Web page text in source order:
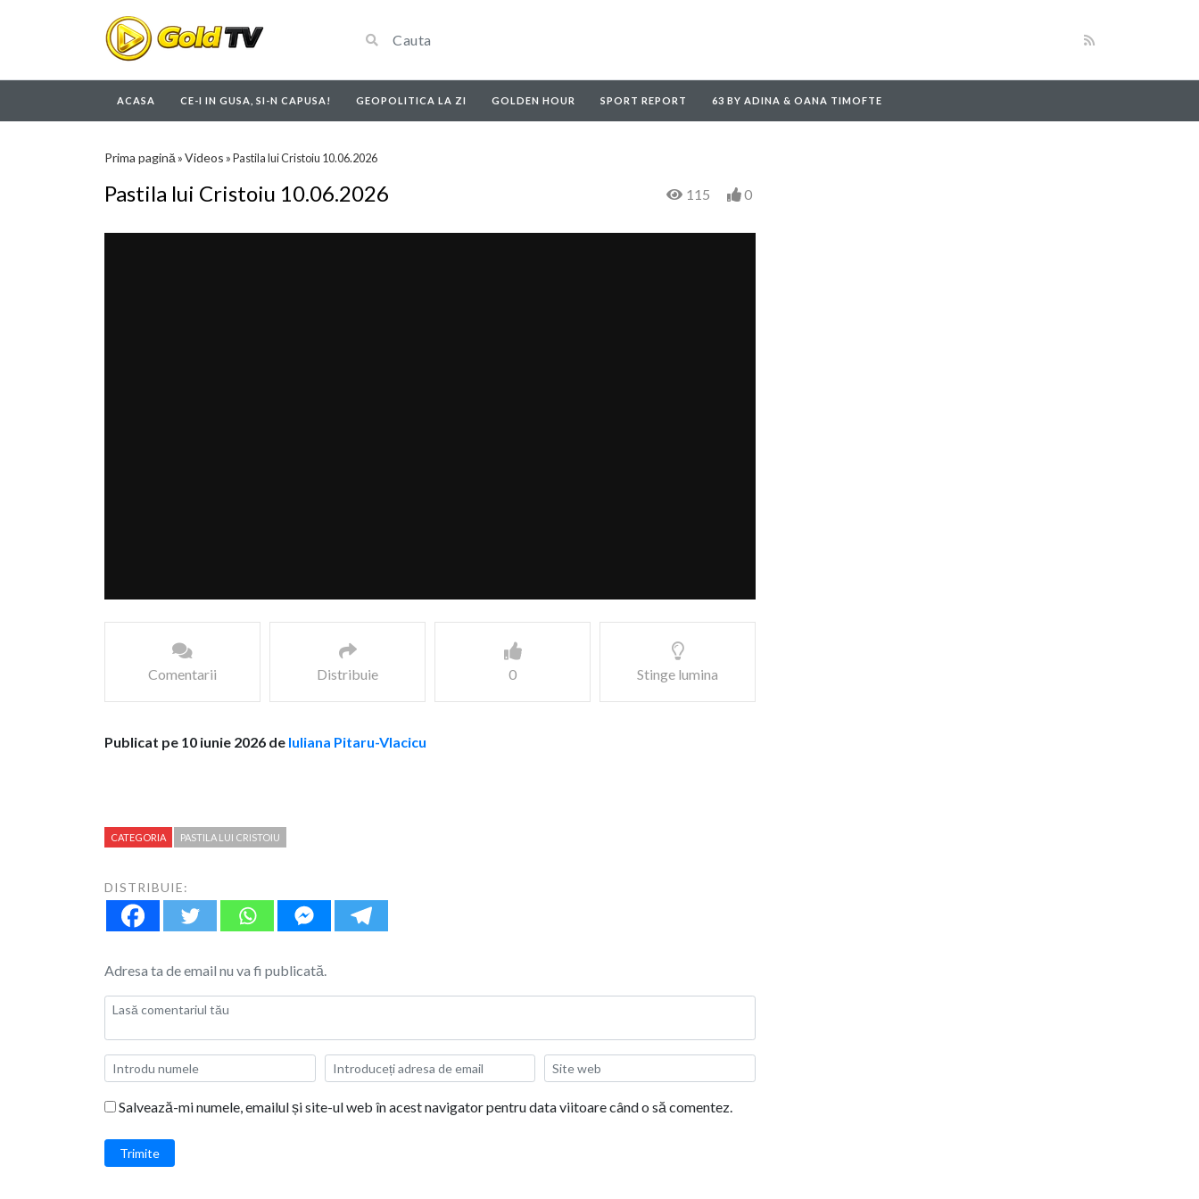
ACASA CE-I IN GUSA, SI-N CAPUSA! GEOPOLITICA LA ZI GOLDEN HOUR SPORT REPORT 63 BY ADINA & OANA TIMOFTE
Prima pagină »Videos »Pastila lui Cristoiu 10.06.2026
Pastila lui Cristoiu 10.06.2026 115 0
Comentarii Distribuie 0 Stinge lumina
Publicat pe 10 iunie 2026 de Iuliana Pitaru-Vlacicu
CATEGORIA PASTILA LUI CRISTOIU
DISTRIBUIE:
Adresa ta de email nu va fi publicată.
Salvează-mi numele, emailul și site-ul web în acest navigator pentru data viitoare când o să comentez.
Trimite